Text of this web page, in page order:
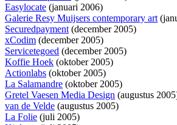
Easylocate (januari 2006)
Galerie Resy Muijsers contemporary art
Securedpayment(december 2005)
xCodim (december 2005)
Servicetegoed (december 2005)
Koffie Hoek (oktober 2005)
Actionlabs (oktober 2005)
La Salamandre (oktober 2005)
Gretel Vaesen Media Design (augustus
van de Velde (augustus 2005)
La Folie (juli 2005)